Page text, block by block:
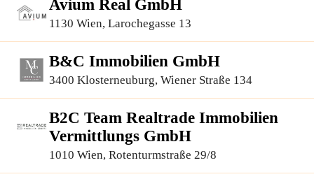
Avium Real GmbH
1130 Wien, Larochegasse 13
B&C Immobilien GmbH
3400 Klosterneuburg, Wiener Straße 134
B2C Team Realtrade Immobilien
Vermittlungs GmbH
1010 Wien, Rotenturmstraße 29/8